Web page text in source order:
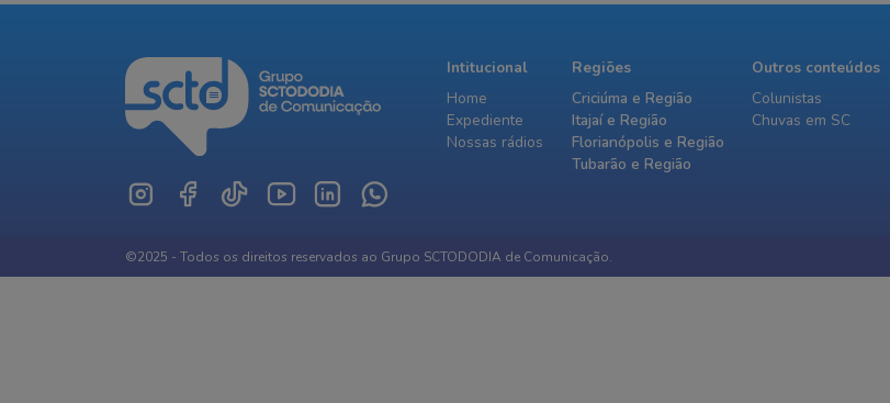
Intitucional
Home
Expediente
Nossas rádios
Regiões
Criciúma e Região
Itajaí e Região
Florianópolis e Região
Tubarão e Região
Outros conteúdos
Colunistas
Chuvas em SC
©2025 - Todos os direitos reservados ao Grupo SCTODODIA de Comunicação.